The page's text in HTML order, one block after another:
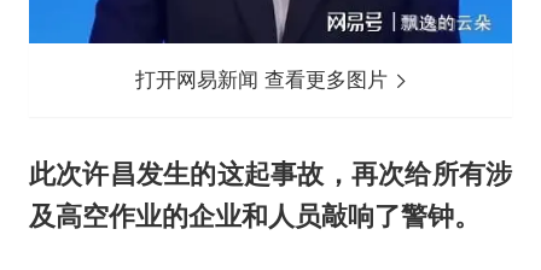
打开网易新闻 查看更多图片
此次许昌发生的这起事故，再次给所有涉
及高空作业的企业和人员敲响了警钟。